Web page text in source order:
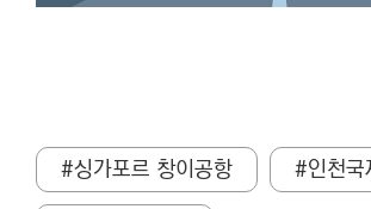
#싱가포르 창이공항
#인천국